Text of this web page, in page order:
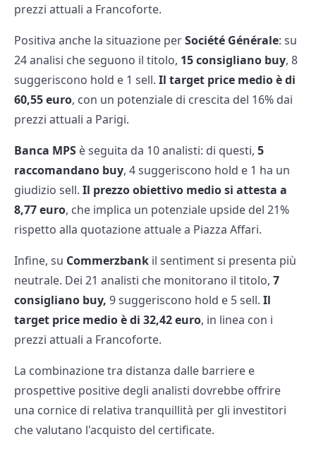
prezzi attuali a Francoforte.
Positiva anche la situazione perSociété Générale: su
24 analisi che seguono il titolo, 15 consigliano buy, 8
suggeriscono hold e 1 sell. Il target price medio è di
60,55 euro, con un potenziale di crescita del 16% dai
prezzi attuali a Parigi.
Banca MPS è seguita da 10 analisti: di questi, 5
raccomandano buy, 4 suggeriscono hold e 1 ha un
giudizio sell. Il prezzo obiettivo medio si attesta a
8,77 euro, che implica un potenziale upside del 21%
rispetto alla quotazione attuale a Piazza Affari.
Infine, su Commerzbank il sentiment si presenta più
neutrale. Dei 21 analisti che monitorano il titolo, 7
consigliano buy, 9 suggeriscono hold e 5 sell. Il
target price medio è di 32,42 euro, in linea con i
prezzi attuali a Francoforte.
La combinazione tra distanza dalle barriere e
prospettive positive degli analisti dovrebbe offrire
una cornice di relativa tranquillità per gli investitori
che valutano l'acquisto del certificate.